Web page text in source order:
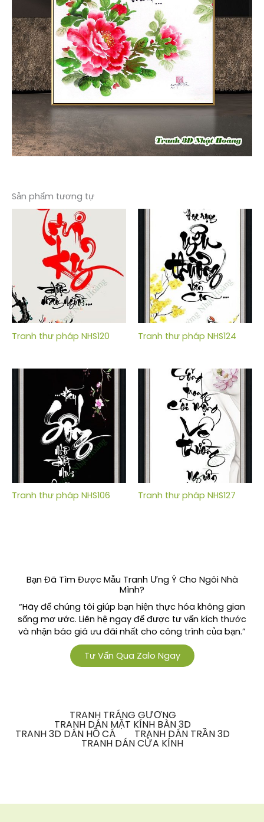
Sản phẩm tương tự
Tranh thư pháp NHS120 Tranh thư pháp NHS124
Tranh thư pháp NHS106 Tranh thư pháp NHS127
Bạn Đã Tìm Được Mẫu Tranh Ưng Ý Cho Ngôi Nhà
Mình?
“Hãy để chúng tôi giúp bạn hiện thực hóa không gian
sống mơ ước. Liên hệ ngay để được tư vấn kích thước
và nhận báo giá ưu đãi nhất cho công trình của bạn.”
Tư Vấn Qua Zalo Ngay
TRANH TRÁNG GƯƠNG
TRANH DÁN MẶT KÍNH BÀN 3D
TRANH 3D DÁN HỒ CÁ TRANH DÁN TRẦN 3D
TRANH DÁN CỬA KÍNH